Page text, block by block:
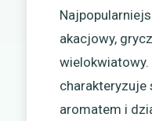
akacjowy,
charakteryzuje
aromatem i